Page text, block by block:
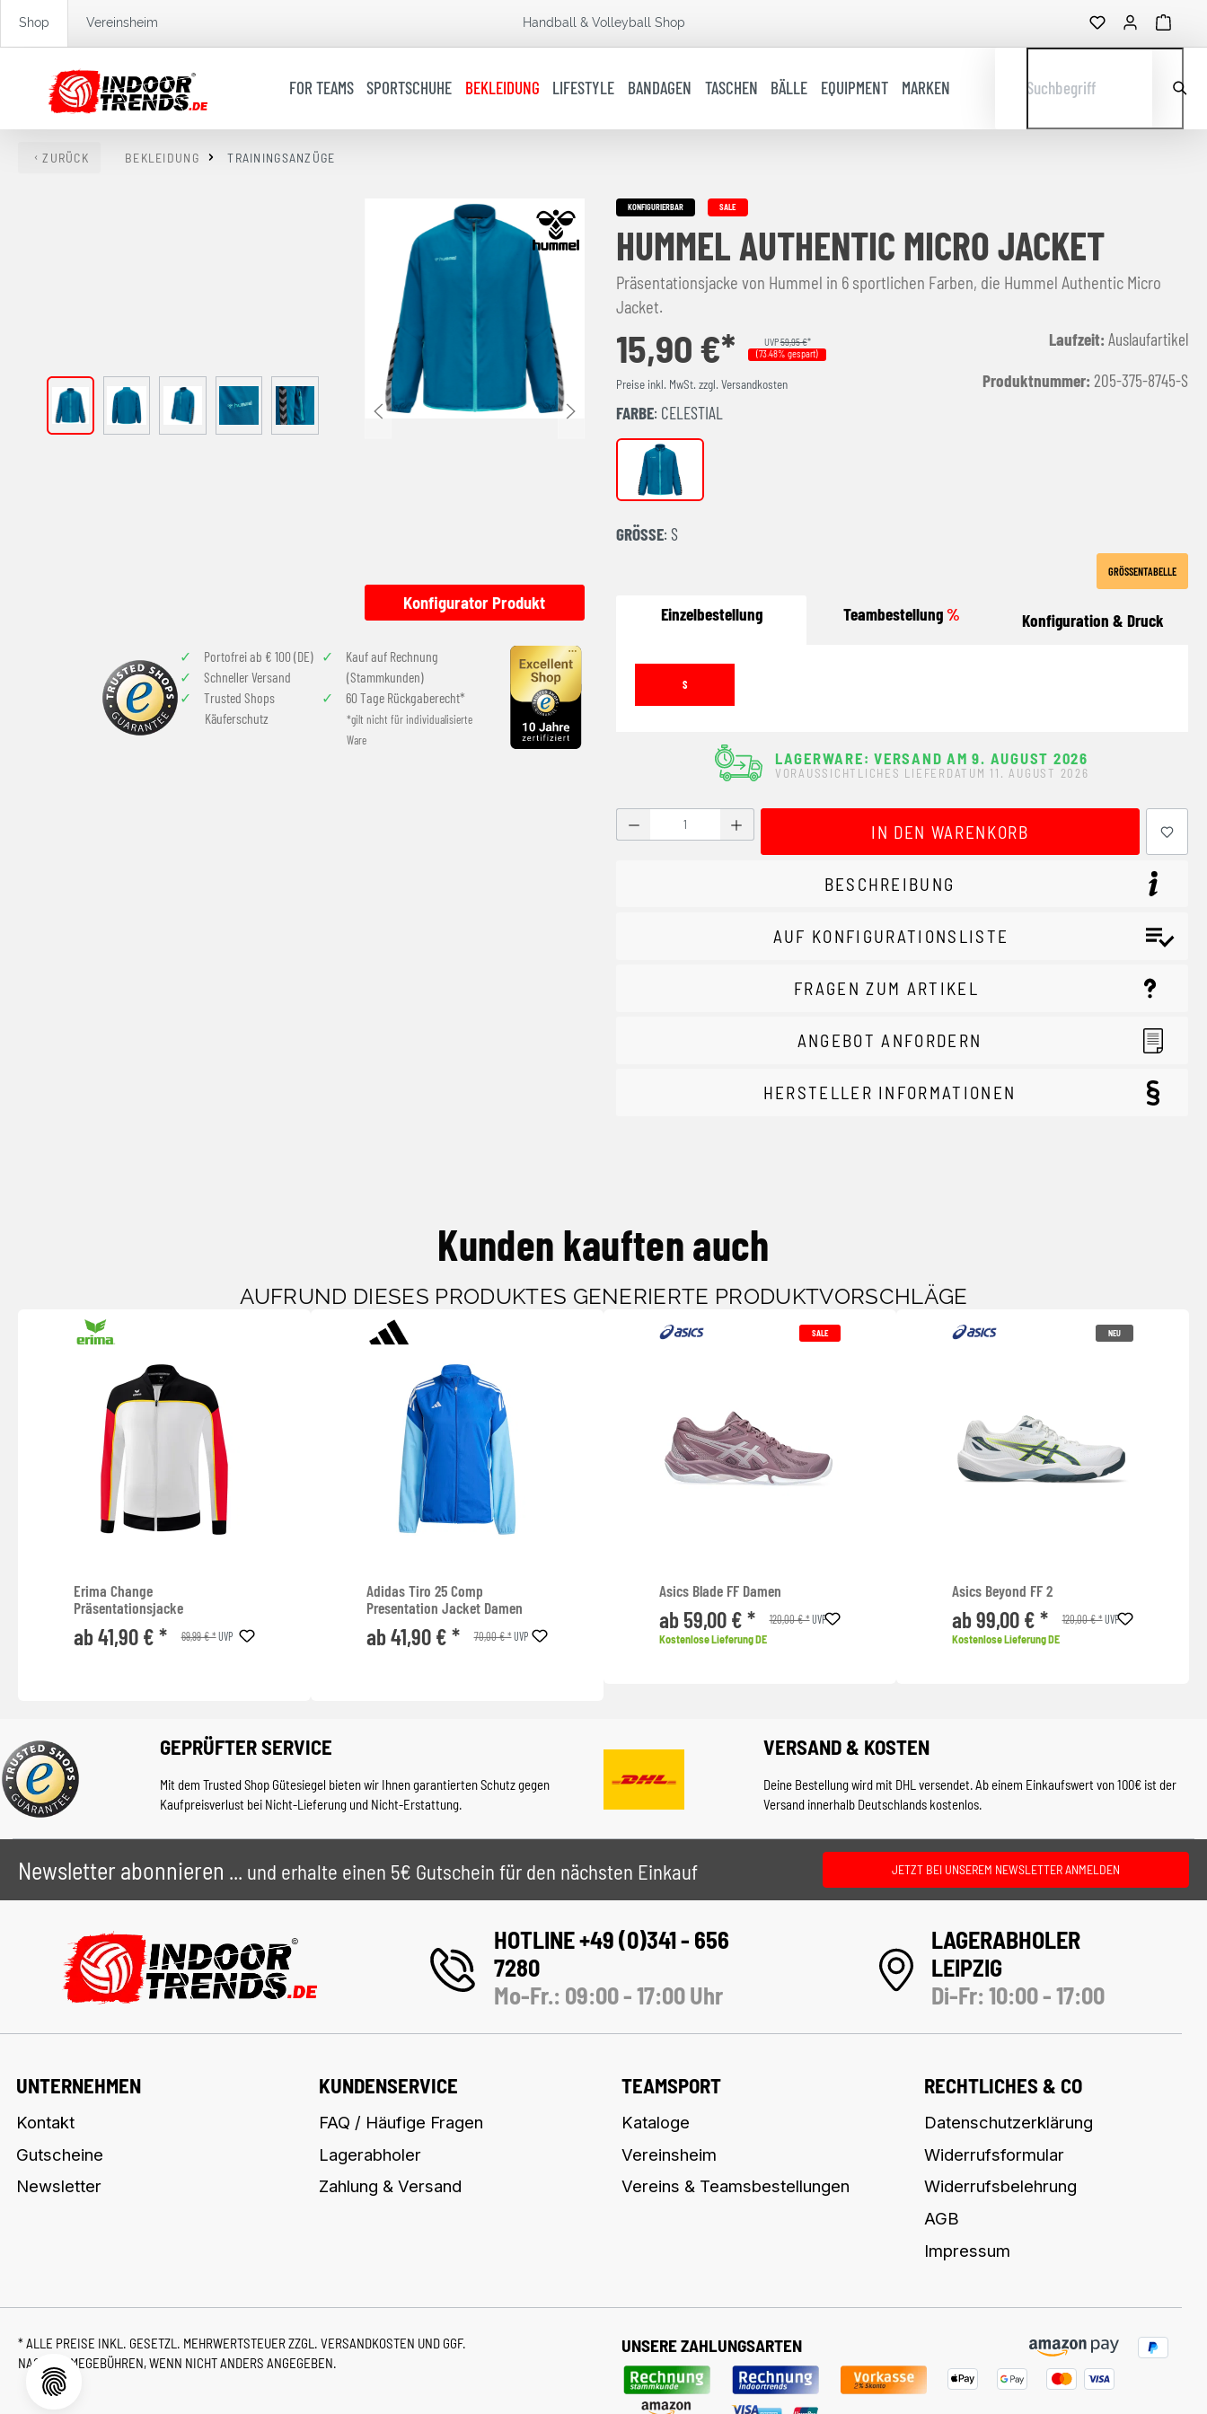
Zur Hauptnavigation springen
Shop Vereinsheim Handball & Volleyball Shop
FOR TEAMS SPORTSCHUHE BEKLEIDUNG LIFESTYLE BANDAGEN TASCHEN BÄLLE EQUIPMENT MARKEN Suchbegriff
ZURÜCK BEKLEIDUNG TRAININGSANZÜGE
Konfigurator Produkt
Portofrei ab € 100 (DE)
Schneller Versand
Trusted Shops
Käuferschutz
Kauf auf Rechnung
(Stammkunden)
60 Tage Rückgaberecht*
*gilt nicht für individualisierte
Ware
KONFIGURIERBAR SALE
HUMMEL AUTHENTIC MICRO JACKET
Präsentationsjacke von Hummel in 6 sportlichen Farben, die Hummel Authentic Micro
Jacket.
15,90 €* UVP59,95 €*
(73.48% gespart)
Preise inkl. MwSt. zzgl. Versandkosten
Laufzeit: Auslaufartikel
Produktnummer: 205-375-8745-S
FARBE: CELESTIAL
CELESTIAL
GRÖSSE : S
GRÖSSENTABELLE
Einzelbestellung Teambestellung% Konfiguration & Druck
S
LAGERWARE: VERSAND AM 9. AUGUST 2026
VORAUSSICHTLICHES LIEFERDATUM 11. AUGUST 2026
Produkt Anzahl: Gib den gewünschten Wert ein oder benutze die Schaltflächen
IN DEN WARENKORB
BESCHREIBUNG
AUF KONFIGURATIONSLISTE
FRAGEN ZUM ARTIKEL
ANGEBOT ANFORDERN
HERSTELLER INFORMATIONEN
Kunden kauften auch
AUFRUND DIESES PRODUKTES GENERIERTE PRODUKTVORSCHLÄGE
Erima Change
Präsentationsjacke
ab 41,90 € * 69,99 € *UVP
Adidas Tiro 25 Comp
Presentation Jacket Damen
ab 41,90 € * 70,00 € *UVP
SALE
Asics Blade FF Damen
ab 59,00 € * 120,00 € *UVP
Kostenlose Lieferung DE
NEU
Asics Beyond FF 2
ab 99,00 € * 120,00 € *UVP
Kostenlose Lieferung DE
GEPRÜFTER SERVICE
Mit dem Trusted Shop Gütesiegel bieten wir Ihnen garantierten Schutz gegen
Kaufpreisverlust bei Nicht-Lieferung und Nicht-Erstattung.
VERSAND & KOSTEN
Deine Bestellung wird mit DHL versendet. Ab einem Einkaufswert von 100€ ist der
Versand innerhalb Deutschlands kostenlos.
Newsletter abonnieren ... und erhalte einen 5€ Gutschein für den nächsten Einkauf JETZT BEI UNSEREM NEWSLETTER ANMELDEN
HOTLINE +49 (0)341 - 656
7280
Mo-Fr.: 09:00 - 17:00 Uhr
LAGERABHOLER
LEIPZIG
Di-Fr: 10:00 - 17:00
UNTERNEHMEN
Kontakt
Gutscheine
Newsletter
KUNDENSERVICE
FAQ / Häufige Fragen
Lagerabholer
Zahlung & Versand
TEAMSPORT
Kataloge
Vereinsheim
Vereins & Teamsbestellungen
RECHTLICHES & CO
Datenschutzerklärung
Widerrufsformular
Widerrufsbelehrung
AGB
Impressum
* ALLE PREISE INKL. GESETZL. MEHRWERTSTEUER ZZGL. VERSANDKOSTEN UND GGF.
NACHNAHMEGEBÜHREN, WENN NICHT ANDERS ANGEGEBEN.
UNSERE ZAHLUNGSARTEN